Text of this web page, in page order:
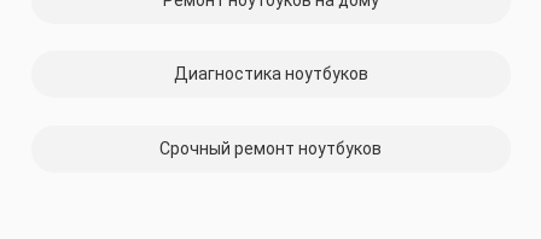
Диагностика ноутбуков
Срочный ремонт ноутбуков